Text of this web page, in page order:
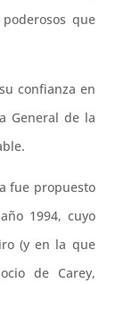
que
confianza en
General de la
fue propuesto
1994, cuyo
(y en la que
de Carey,